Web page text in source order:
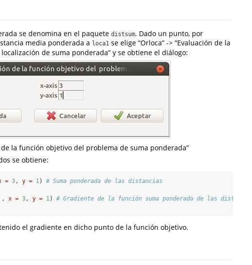
se denomina en el paquete distsum. Dado un punto, por
media ponderada a loca1 se elige “Orloca” -> “Evaluación de la
de suma ponderada” y se obtiene el diálogo:
de la función objetivo del problema de suma ponderada”
se obtiene:
= 3 , y = 1 ) # Suma ponderada de las distancias
, x = 3 , y = 1 ) # Gradiente de la función suma ponderada de las distancias
el gradiente en dicho punto de la función objetivo.